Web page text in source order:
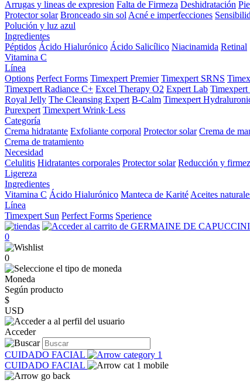
Arrugas y lineas de expresion Falta de Firmeza Deshidratación
Protector solar Bronceado sin sol Acné e imperfecciones
Polución y luz azul
Ingredientes
Péptidos Ácido Hialurónico Ácido Salicílico Niacinamida Retinal
Vitamina C
Línea
Options Perfect Forms Timexpert Premier Timexpert SRNS
Timexpert Radiance C+ Excel Therapy O2 Expert Lab Timexpert
Royal Jelly The Cleansing Expert B-Calm Timexpert
Purexpert Timexpert Wrink·Less
Categoría
Crema hidratante Exfoliante corporal Protector solar Crema de
Crema de tratamiento
Necesidad
Celulitis Hidratantes corporales Protector solar Reducción y
Ligereza
Ingredientes
Vitamina C Ácido Hialurónico Manteca de Karité Aceites
Línea
Timexpert Sun Perfect Forms Sperience
0
0
Moneda
Según producto
$
USD
Acceder
CUIDADO FACIAL
CUIDADO FACIAL